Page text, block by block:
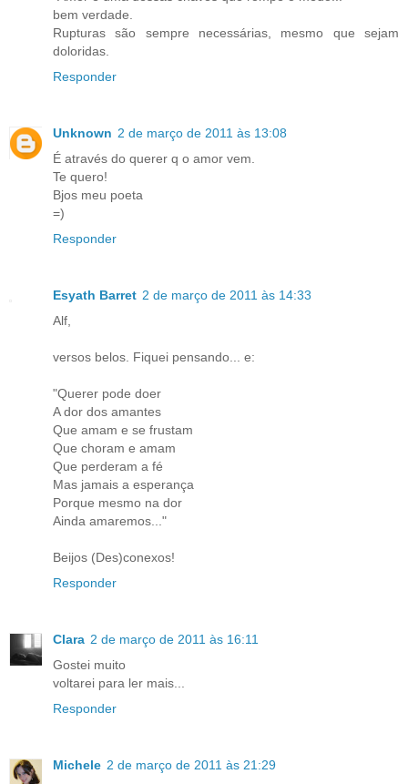
bem verdade.
Rupturas são sempre necessárias, mesmo que sejam
doloridas.
Responder
Unknown 2 de março de 2011 às 13:08
É através do querer q o amor vem.
Te quero!
Bjos meu poeta
=)
Responder
Esyath Barret 2 de março de 2011 às 14:33
Alf,
versos belos. Fiquei pensando... e:
"Querer pode doer
A dor dos amantes
Que amam e se frustam
Que choram e amam
Que perderam a fé
Mas jamais a esperança
Porque mesmo na dor
Ainda amaremos..."
Beijos (Des)conexos!
Responder
Clara 2 de março de 2011 às 16:11
Gostei muito
voltarei para ler mais...
Responder
Michele 2 de março de 2011 às 21:29